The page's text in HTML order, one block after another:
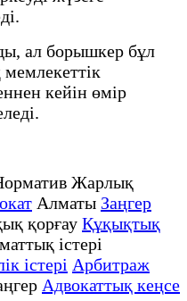
ал борышкер бұл
кейін өмір
Жарлық
Алматы Заңгер
қорғау Құқықтық
істері
істері Арбитраж
Адвокаттық кеңсе